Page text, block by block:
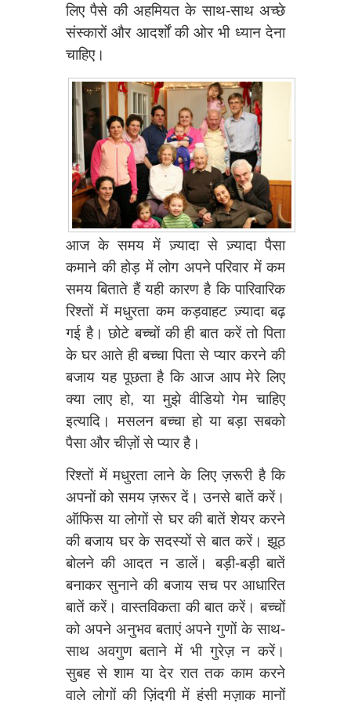
लिए पैसे की अहमियत के साथ-साथ अच्छे
संस्कारों और आदर्शों की ओर भी ध्यान देना
चाहिए।
आज के समय में ज़्यादा से ज़्यादा पैसा
कमाने की होड़ में लोग अपने परिवार में कम
समय बिताते हैं यही कारण है कि पारिवारिक
रिश्तों में मधुरता कम कड़वाहट ज़्यादा बढ़
गई है। छोटे बच्चों की ही बात करें तो पिता
के घर आते ही बच्चा पिता से प्यार करने की
बजाय यह पूछता है कि आज आप मेरे लिए
क्या लाए हो, या मुझे वीडियो गेम चाहिए
इत्यादि। मसलन बच्चा हो या बड़ा सबको
पैसा और चीज़ों से प्यार है।
रिश्तों में मधुरता लाने के लिए ज़रूरी है कि
अपनों को समय ज़रूर दें। उनसे बातें करें।
ऑफिस या लोगों से घर की बातें शेयर करने
की बजाय घर के सदस्यों से बात करें। झूठ
बोलने की आदत न डालें। बड़ी-बड़ी बातें
बनाकर सुनाने की बजाय सच पर आधारित
बातें करें। वास्तविकता की बात करें। बच्चों
को अपने अनुभव बताएं अपने गुणों के साथ-
साथ अवगुण बताने में भी गुरेज़ न करें।
सुबह से शाम या देर रात तक काम करने
वाले लोगों की ज़िंदगी में हंसी मज़ाक मानों